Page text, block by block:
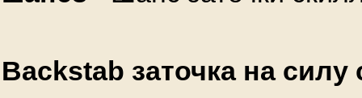
Backstab заточка на силу